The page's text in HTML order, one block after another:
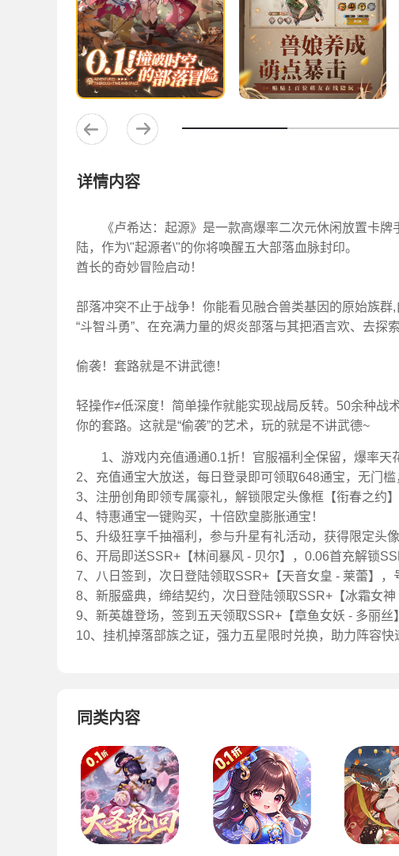
详情内容
《卢希达：起源》是一款高爆率二次元休闲放置卡
陆，作为\"起源者\"的你将唤醒五大部落血脉封印。
酋长的奇妙冒险启动！
部落冲突不止于战争！你能看见融合兽类基因的原始族
“斗智斗勇”、在充满力量的烬炎部落与其把酒言欢、去
偷袭！套路就是不讲武德！
轻操作≠低深度！简单操作就能实现战局反转。50余种
你的套路。这就是“偷袭”的艺术，玩的就是不讲武德~
1、游戏内充值通通0.1折！官服福利全保留，爆率天
2、充值通宝大放送，每日登录即可领取648通宝，无门槛
3、注册创角即领专属豪礼，解锁限定头像框【衔春之约】
4、特惠通宝一键购买，十倍欧皇膨胀通宝！
5、升级狂享千抽福利，参与升星有礼活动，获得限定头
6、开局即送SSR+【林间暴风 - 贝尔】，0.06首充解锁
7、八日签到，次日登陆领取SSR+【天音女皇 - 莱蕾】，
8、新服盛典，缔结契约，次日登陆领取SSR+【冰霜女神
9、新英雄登场，签到五天领取SSR+【章鱼女妖 - 多丽丝
10、挂机掉落部族之证，强力五星限时兑换，助力阵容快
同类内容